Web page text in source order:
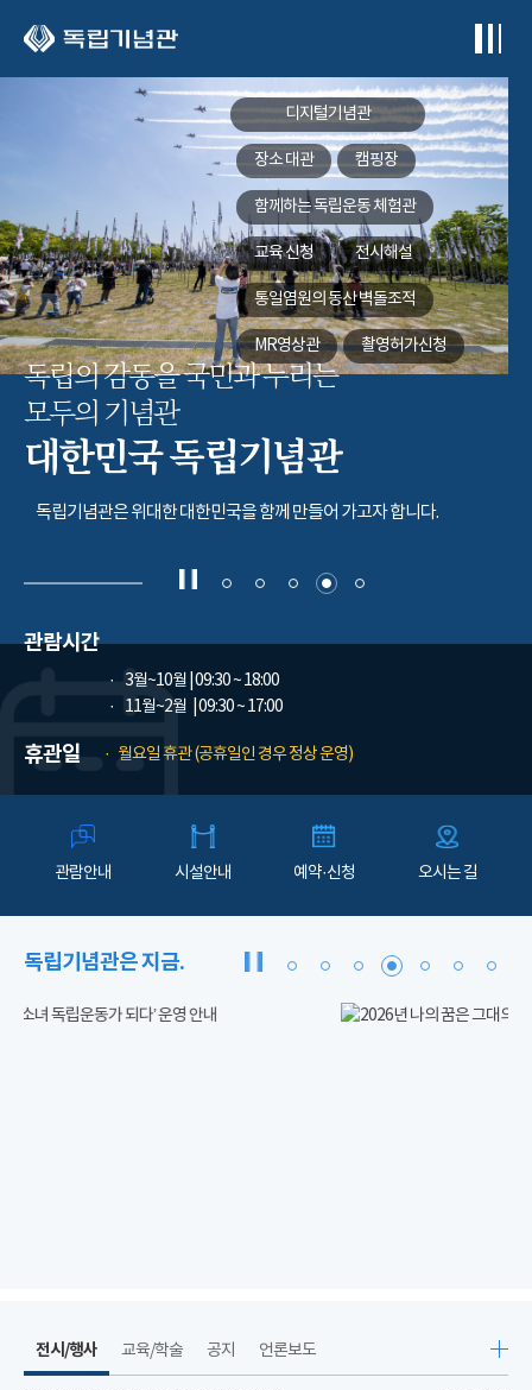
디지털기념관
장소 대관 캠핑장
함께하는독립운동 체험관
교육 신청 전시해설
통일염원의 동산벽돌조적
MR영상관 촬영허가신청
독립의 감동을 국민과 누리는
모두의 기념관
대한민국 독립기념관
독립기념관은 위대한 대한민국을 함께 만들어 가고자 합니다.
관람시간
3월~10월 | 09:30 ~ 18:00
11월~2월
| 09:30 ~ 17:00
휴관일 월요일 휴관 (공휴일인 경우 정상 운영)
관람안내 시설안내 예약·신청 오시는 길
독립기념관은 지금.
전시/행사 교육/학술 공지 언론보도